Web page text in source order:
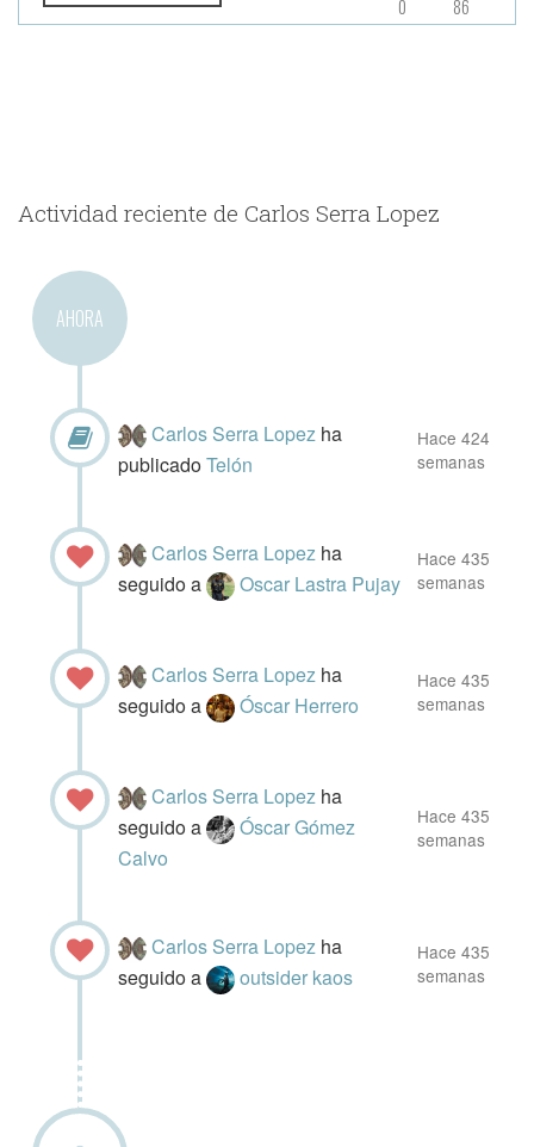
86
0
Actividad reciente de Carlos Serra Lopez
AHORA
Carlos Serra Lopez ha
publicadoTelón
Hace 424
semanas
Carlos Serra Lopez ha
seguido a
Oscar Lastra Pujay
Hace 435
semanas
Carlos Serra Lopez ha
seguido a
Óscar Herrero
Hace 435
semanas
Carlos Serra Lopez ha
seguido a
Óscar Gómez
Calvo
Hace 435
semanas
Carlos Serra Lopez ha
seguido a
outsider kaos
Hace 435
semanas